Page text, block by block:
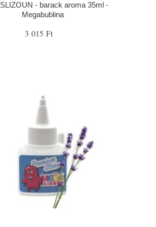
- barack aroma 35ml -
Megabublina
3 015 Ft